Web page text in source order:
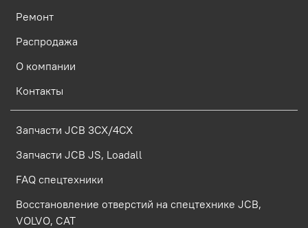
Ремонт
Распродажа
О компании
Контакты
Запчасти JCB 3CX/4CX
Запчасти JCB JS, Loadall
FAQ спецтехники
Восстановление отверстий на спецтехнике JCB,
VOLVO, CAT